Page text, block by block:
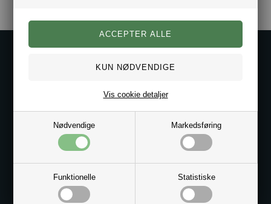
Nødvendige Markedsføring
Funktionelle Statistiske
Vis cookie detaljer
CVR 33496362 Thol Aps
Service og betingelser